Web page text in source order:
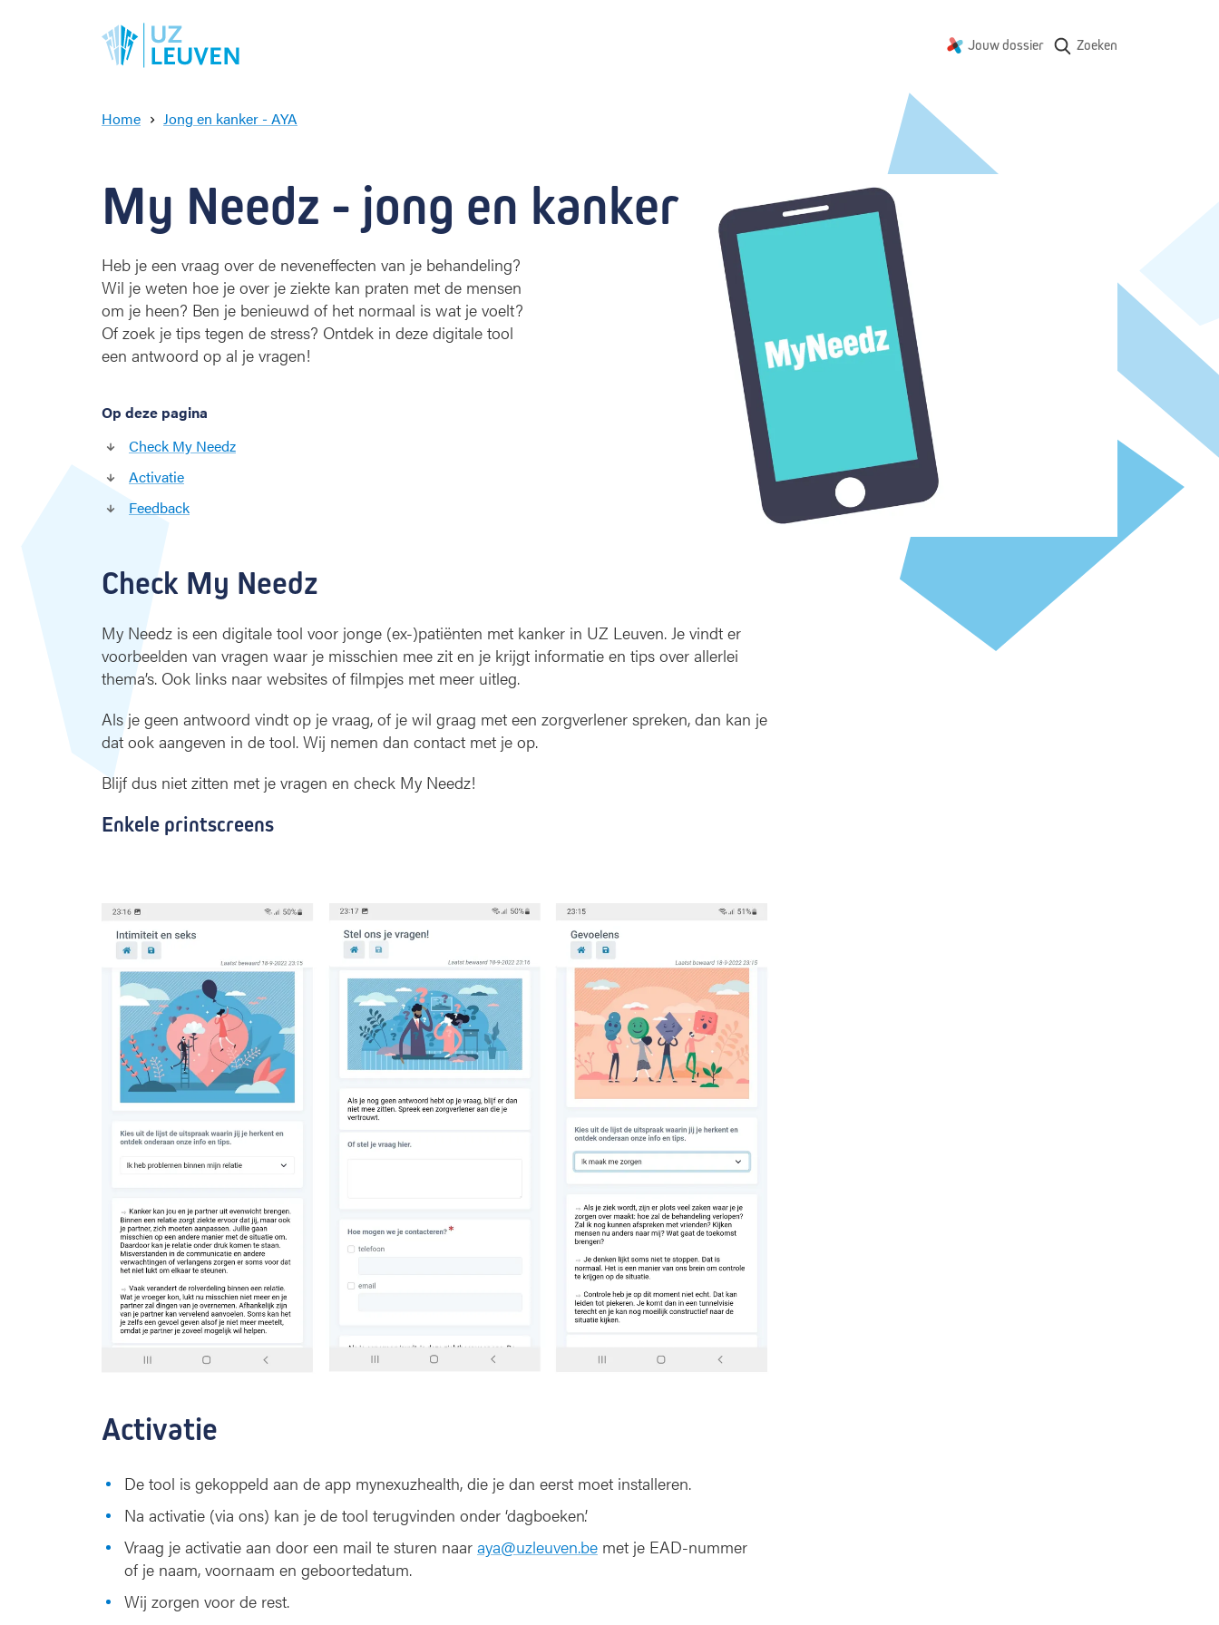
Jouw dossier Zoeken
Home Jong en kanker - AYA
e
e
My Needz - jong en kanker
Heb je een vraag over de neveneffecten van je behandeling?
Wil je weten hoe je over je ziekte kan praten met de mensen
om je heen? Ben je benieuwd of het normaal is wat je voelt?
Of zoek je tips tegen de stress? Ontdek in deze digitale tool
een antwoord op al je vragen!
Op deze pagina
Check My Needz
Activatie
Feedback
Check My Needz
My Needz is een digitale tool voor jonge (ex-)patiënten met kanker in UZ Leuven. Je vindt er
voorbeelden van vragen waar je misschien mee zit en je krijgt informatie en tips over allerlei
thema’s. Ook links naar websites of filmpjes met meer uitleg.
Als je geen antwoord vindt op je vraag, of je wil graag met een zorgverlener spreken, dan kan je
dat ook aangeven in de tool. Wij nemen dan contact met je op.
Blijf dus niet zitten met je vragen en check My Needz!
Enkele printscreens
Activatie
De tool is gekoppeld aan de app mynexuzhealth, die je dan eerst moet installeren.
Na activatie (via ons) kan je de tool terugvinden onder ‘dagboeken’.
Vraag je activatie aan door een mail te sturen naar aya@uzleuven.be met je EAD-nummer
of je naam, voornaam en geboortedatum.
Wij zorgen voor de rest.